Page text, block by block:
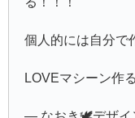
個人的には自分で
LOVEマシーン作